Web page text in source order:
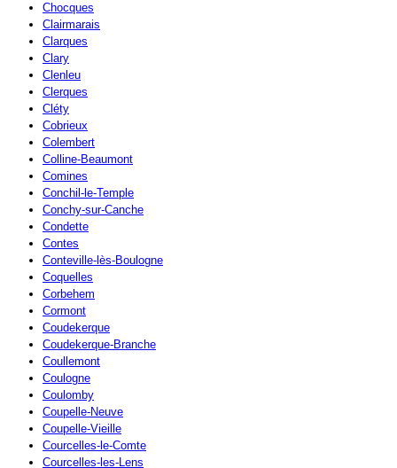
Chocques
Clairmarais
Clarques
Clary
Clenleu
Clerques
Cléty
Cobrieux
Colembert
Colline-Beaumont
Comines
Conchil-le-Temple
Conchy-sur-Canche
Condette
Contes
Conteville-lès-Boulogne
Coquelles
Corbehem
Cormont
Coudekerque
Coudekerque-Branche
Coullemont
Coulogne
Coulomby
Coupelle-Neuve
Coupelle-Vieille
Courcelles-le-Comte
Courcelles-les-Lens